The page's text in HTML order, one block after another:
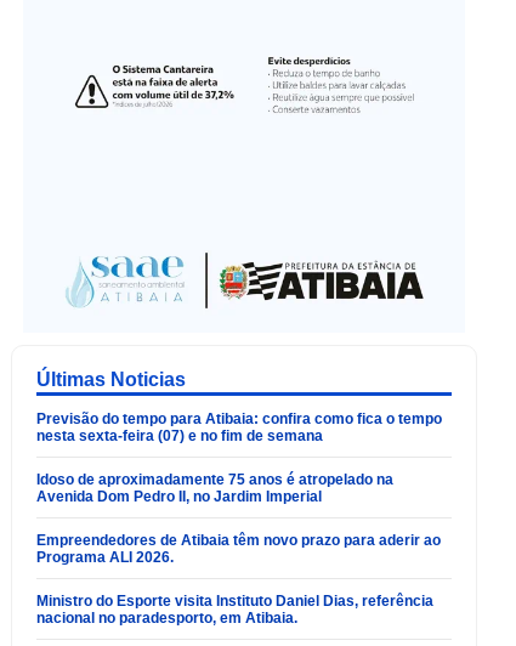
Últimas Noticias
Previsão do tempo para Atibaia: confira como fica o tempo
nesta sexta-feira (07) e no fim de semana
Idoso de aproximadamente 75 anos é atropelado na
Avenida Dom Pedro II, no Jardim Imperial
Empreendedores de Atibaia têm novo prazo para aderir ao
Programa ALI 2026.
Ministro do Esporte visita Instituto Daniel Dias, referência
nacional no paradesporto, em Atibaia.